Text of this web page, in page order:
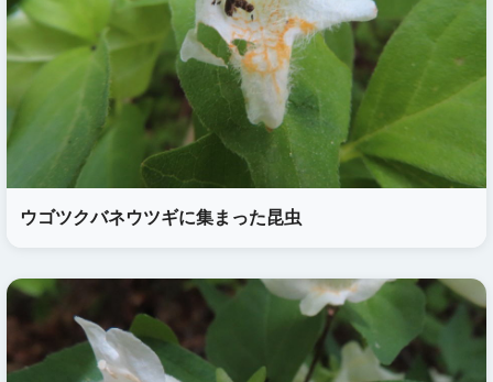
ウゴツクバネウツギに集まった昆虫